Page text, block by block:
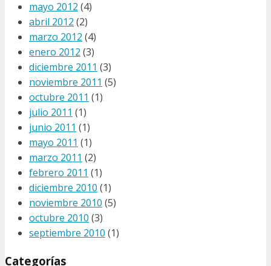
mayo 2012 (4)
abril 2012 (2)
marzo 2012 (4)
enero 2012 (3)
diciembre 2011 (3)
noviembre 2011 (5)
octubre 2011 (1)
julio 2011 (1)
junio 2011 (1)
mayo 2011 (1)
marzo 2011 (2)
febrero 2011 (1)
diciembre 2010 (1)
noviembre 2010 (5)
octubre 2010 (3)
septiembre 2010 (1)
Categorías